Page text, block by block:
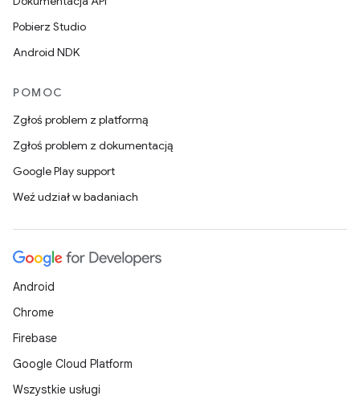
Pobierz Studio
Android NDK
POMOC
Zgłoś problem z platformą
Zgłoś problem z dokumentacją
Google Play support
Weź udział w badaniach
Android
Chrome
Firebase
Google Cloud Platform
Wszystkie usługi